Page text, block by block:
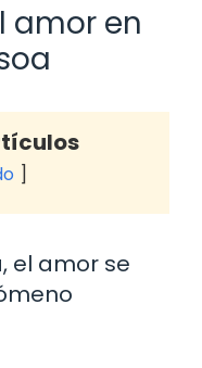
amor en
el amor se